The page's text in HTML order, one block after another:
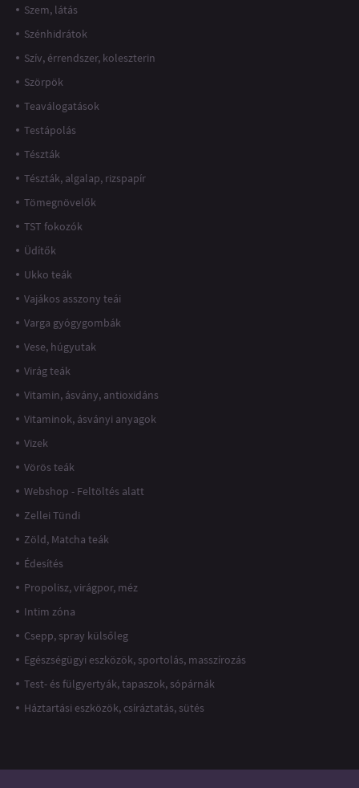
Szem, látás
Szénhidrátok
Szív, érrendszer, koleszterin
Szörpök
Teaválogatások
Testápolás
Tészták
Tészták, algalap, rizspapír
Tömegnövelők
TST fokozók
Üdítők
Ukko teák
Vajákos asszony teái
Varga gyógygombák
Vese, húgyutak
Virág teák
Vitamin, ásvány, antioxidáns
Vitaminok, ásványi anyagok
Vizek
Vörös teák
Webshop - Feltöltés alatt
Zellei Tündi
Zöld, Matcha teák
Édesítés
Propolisz, virágpor, méz
Intim zóna
Csepp, spray külsőleg
Egészségügyi eszközök, sportolás, masszírozás
Test- és fülgyertyák, tapaszok, sópárnák
Háztartási eszközök, csíráztatás, sütés